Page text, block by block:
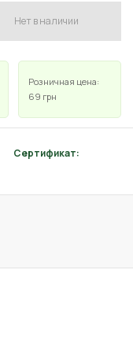
Нет в наличии
Розничная цена:
69 грн
Сертификат: